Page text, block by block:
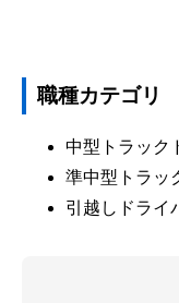
職種カテゴリ
中型トラック
準中型トラッ
引越しドライ